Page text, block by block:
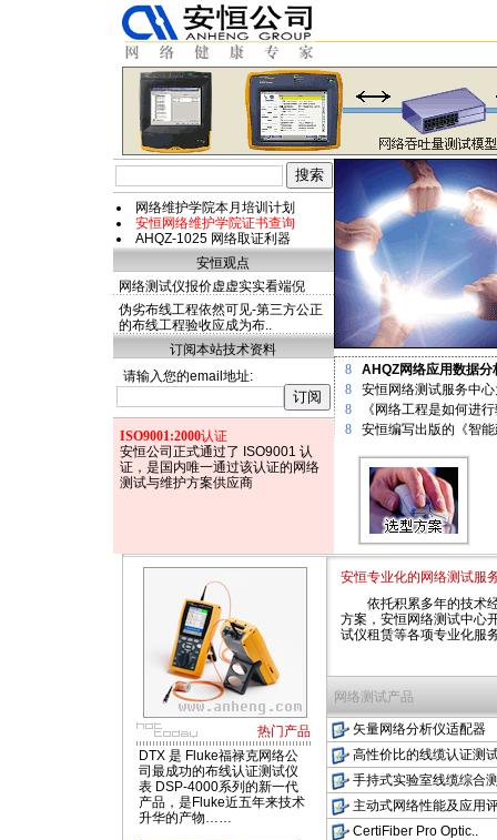
网络维护学院本月培训计划
安恒网络维护学院证书查询
AHQZ-1025 网络取证利器
安恒观点
网络测试仪报价虚虚实实看端倪
伪劣布线工程依然可见-第三方公正
的布线工程验收应成为布..
订阅本站技术资料
请输入您的email地址:
ISO9001:2000认证
安恒公司正式通过了 ISO9001 认
证，是国内唯一通过该认证的网络
测试与维护方案供应商
8
AHQZ网络应用数据
8
安恒网络测试服务中
8
《网络工程是如何进
8
安恒编写出版的《智
热门产品
DTX 是 Fluke福禄克网络公
司最成功的布线认证测试仪
表 DSP-4000系列的新一代
产品，是Fluke近五年来技术
升华的产物……
安恒专业化的网络测试服
依托积累多年的技术
方案，安恒网络测试中心
试仪租赁等各项专业化服
网络测试产品
矢量网络分析仪适配器
高性价比的线缆认证测
手持式实验室线缆综合
主动式网络性能及应用
CertiFiber Pro Optic..